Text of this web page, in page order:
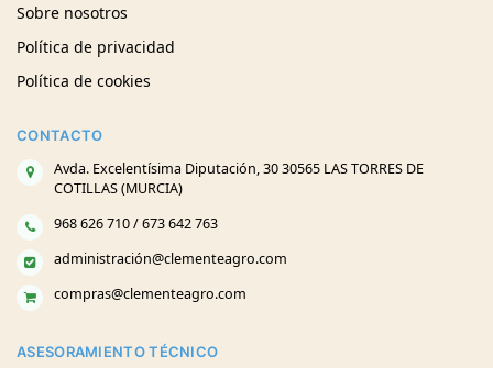
Sobre nosotros
Política de privacidad
Política de cookies
CONTACTO
Avda. Excelentísima Diputación, 30 30565 LAS TORRES DE
COTILLAS (MURCIA)
968 626 710 / 673 642 763
administración@clementeagro.com
compras@clementeagro.com
ASESORAMIENTO TÉCNICO